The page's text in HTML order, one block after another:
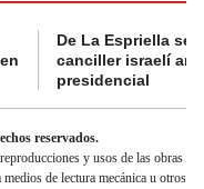
De La Espriella se
canciller israelí
presidencial
reservados.
y usos de las obras
de lectura mecánica u otros